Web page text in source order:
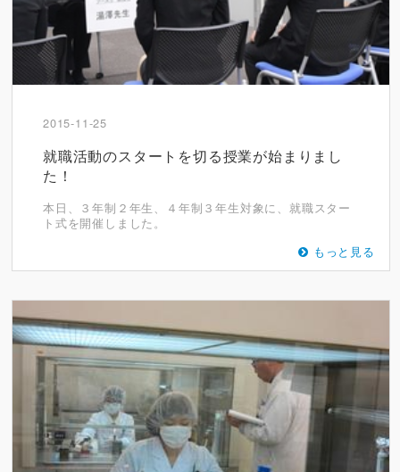
2015-11-25
就職活動のスタートを切る授業が始まりまし
た！
本日、３年制２年生、４年制３年生対象に、就職スター
ト式を開催しました。
もっと見る